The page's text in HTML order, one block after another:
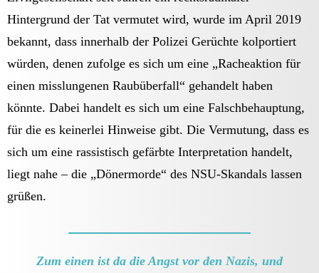
Hintergrund der Tat vermutet wird, wurde im April 2019
bekannt, dass innerhalb der Polizei Gerüchte kolportiert
würden, denen zufolge es sich um eine „Racheaktion für
einen misslungenen Raubüberfall“ gehandelt haben
könnte. Dabei handelt es sich um eine Falschbehauptung,
für die es keinerlei Hinweise gibt. Die Vermutung, dass es
sich um eine rassistisch gefärbte Interpretation handelt,
liegt nahe – die „Dönermorde“ des NSU-Skandals lassen
grüßen.
Zum einen ist da die Angst vor den Nazis, und